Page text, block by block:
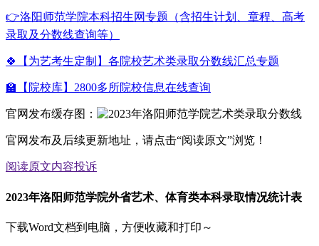
👉洛阳师范学院本科招生网专题（含招生计划、章程、高考
录取及分数线查询等）
🍀【为艺考生定制】各院校艺术类录取分数线汇总专题
🏫【院校库】2800多所院校信息在线查询
官网发布缓存图：
官网发布及后续更新地址，请点击“阅读原文”浏览！
阅读原文内容投诉
2023年洛阳师范学院外省艺术、体育类本科录取情况统计表
下载Word文档到电脑，方便收藏和打印～